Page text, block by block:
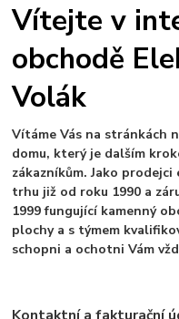
Vítejte v
obchodě
Volák
Vítáme Vás na stránkách
domu, který je dalším
zákazníkům. Jako
trhu již od roku 1990 a
1999 fungující kamenný
plochy a s týmem
schopni a ochotni Vám